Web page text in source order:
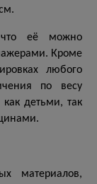
что её можно
Кроме
любого
по весу
детьми, так
материалов,